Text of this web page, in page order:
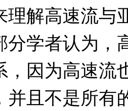
理解高速流与
分学者认为，
，因为高速流
并且不是所有